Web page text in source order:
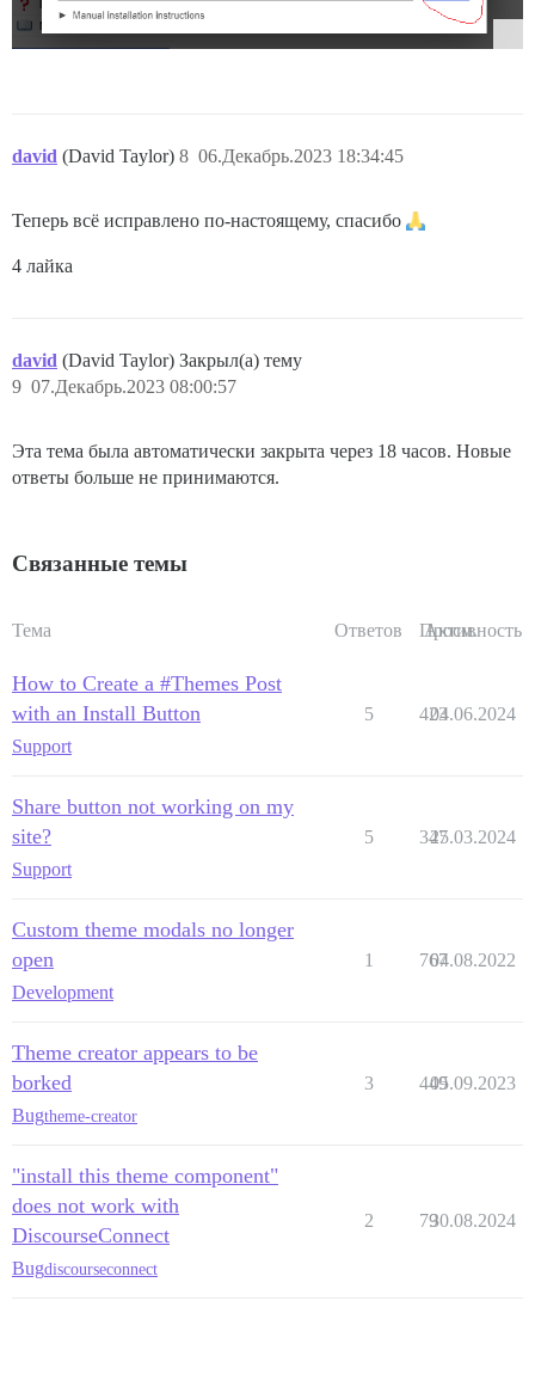
david (David Taylor) 06.Декабрь.2023 18:34:45
8
Теперь всё исправлено по-настоящему, спасибо
4 лайка
david (David Taylor) Закрыл(а) тему
07.Декабрь.2023 08:00:57
9
Эта тема была автоматически закрыта через 18 часов. Новые
ответы больше не принимаются.
Связанные темы
Тема Ответов Просм.
Активность
How to Create a #Themes Post
with an Install Button
Support
5 423
04.06.2024
Share button not working on my
site?
Support
5 347
25.03.2024
Custom theme modals no longer
open
Development
1 767
04.08.2022
Theme creator appears to be
borked
Bugtheme-creator
3 449
05.09.2023
"install this theme component"
does not work with
DiscourseConnect
Bugdiscourseconnect
2 7930.08.2024